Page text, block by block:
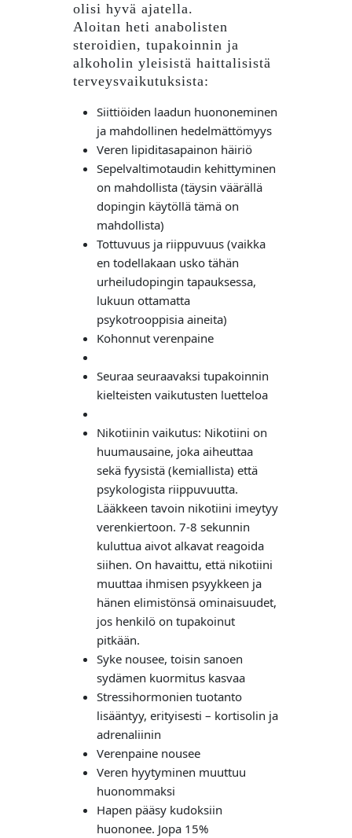
olisi hyvä ajatella.
Aloitan heti anabolisten
steroidien, tupakoinnin ja
alkoholin yleisistä haittalisistä
terveysvaikutuksista:
Siittiöiden laadun huononeminen
ja mahdollinen hedelmättömyys
Veren lipiditasapainon häiriö
Sepelvaltimotaudin kehittyminen
on mahdollista (täysin väärällä
dopingin käytöllä tämä on
mahdollista)
Tottuvuus ja riippuvuus (vaikka
en todellakaan usko tähän
urheiludopingin tapauksessa,
lukuun ottamatta
psykotrooppisia aineita)
Kohonnut verenpaine
Seuraa seuraavaksi tupakoinnin
kielteisten vaikutusten luetteloa
Nikotiinin vaikutus: Nikotiini on
huumausaine, joka aiheuttaa
sekä fyysistä (kemiallista) että
psykologista riippuvuutta.
Lääkkeen tavoin nikotiini imeytyy
verenkiertoon. 7-8 sekunnin
kuluttua aivot alkavat reagoida
siihen. On havaittu, että nikotiini
muuttaa ihmisen psyykkeen ja
hänen elimistönsä ominaisuudet,
jos henkilö on tupakoinut
pitkään.
Syke nousee, toisin sanoen
sydämen kuormitus kasvaa
Stressihormonien tuotanto
lisääntyy, erityisesti – kortisolin ja
adrenaliinin
Verenpaine nousee
Veren hyytyminen muuttuu
huonommaksi
Hapen pääsy kudoksiin
huononee. Jopa 15%